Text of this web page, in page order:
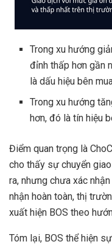
Trong xu hướng
đỉnh thấp hơn gần
là dấu hiệu bên
Trong xu hướng
hơn, đó là tín hiệu
Điểm quan trọng là
cho thấy sự chuyển
ra, nhưng chưa xác
nhận hoàn toàn, thị
xuất hiện BOS theo
Tóm lại, BOS thể hiện